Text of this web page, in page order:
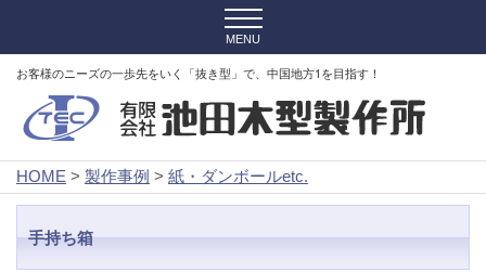
お客様のニーズの一歩先をいく「抜き型」で、中国地方1を目指す！
HOME > 製作事例 > 紙・ダンボールetc.
手持ち箱